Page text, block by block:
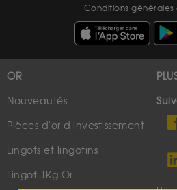
Conditions générales
OR
Nouveautés
Pièces d'or d'investissement
Lingots et lingotins
Lingot 1Kg Or